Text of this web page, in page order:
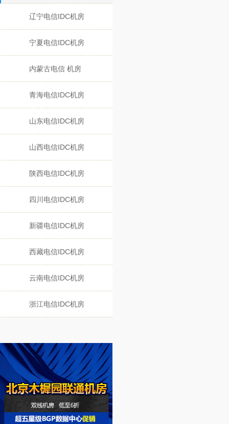
辽宁电信IDC机房
宁夏电信IDC机房
内蒙古电信 机房
青海电信IDC机房
山东电信IDC机房
山西电信IDC机房
陕西电信IDC机房
四川电信IDC机房
新疆电信IDC机房
西藏电信IDC机房
云南电信IDC机房
浙江电信IDC机房